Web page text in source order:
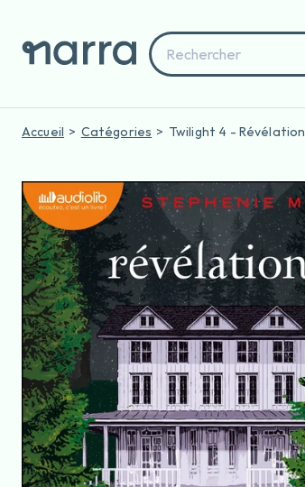
Accueil Catégories Twilight 4 - Révélation